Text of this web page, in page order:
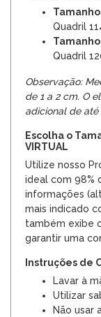
Tamanho
Quadril
Tamanho
Quadril
Observação:
de 1 a 2 cm. O
adicional de até
Escolha o
VIRTUAL
Utilize nosso
ideal com 98%
informações
mais indicado
também exibe
garantir uma
Instruções de
Lavar à
Utilizar
Não usar